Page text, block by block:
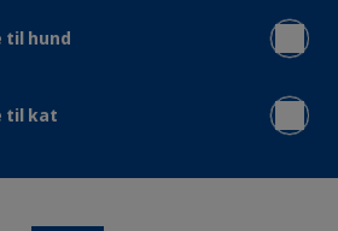
til hund
til kat